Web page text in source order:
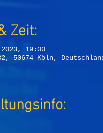
Zeit:
19:00
50674 Köln,